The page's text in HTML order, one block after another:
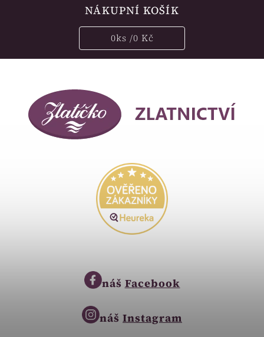
NÁKUPNÍ KOŠÍK
0ks /0 Kč
náš Facebook
náš Instagram